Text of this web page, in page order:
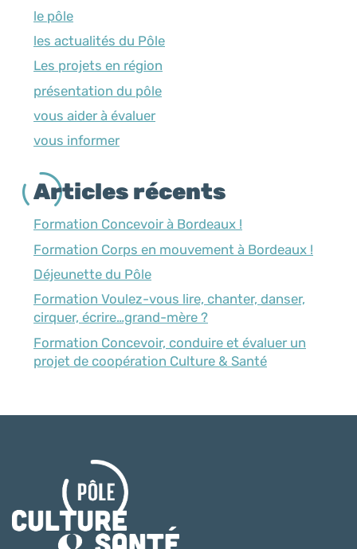
le pôle
les actualités du Pôle
Les projets en région
présentation du pôle
vous aider à évaluer
vous informer
Articles récents
Formation Concevoir à Bordeaux !
Formation Corps en mouvement à Bordeaux !
Déjeunette du Pôle
Formation Voulez-vous lire, chanter, danser,
cirquer, écrire…grand-mère ?
Formation Concevoir, conduire et évaluer un
projet de coopération Culture & Santé